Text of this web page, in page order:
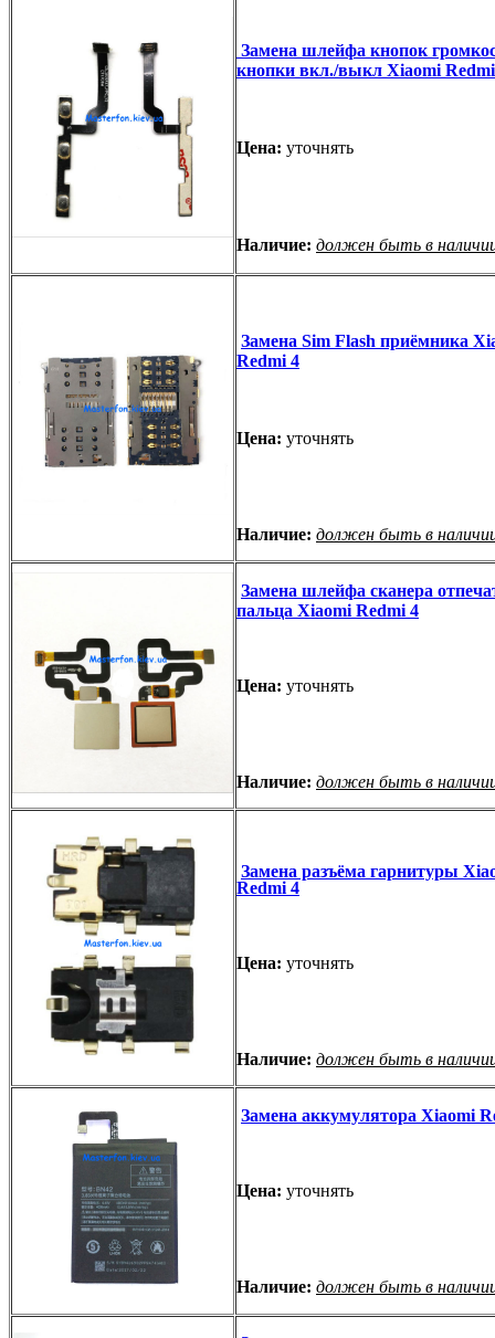
Замена шлейфа кнопок
кнопки вкл./выкл Xiaomi
Цена: уточнять
Наличие: должен быть в
Замена Sim Flash приёмника
Redmi 4
Цена: уточнять
Наличие: должен быть в
Замена шлейфа сканера
пальца Xiaomi Redmi 4
Цена: уточнять
Наличие: должен быть в
Замена разъёма гарнитуры
Redmi 4
Цена: уточнять
Наличие: должен быть в
Замена аккумулятора Xiaomi
Цена: уточнять
Наличие: должен быть в